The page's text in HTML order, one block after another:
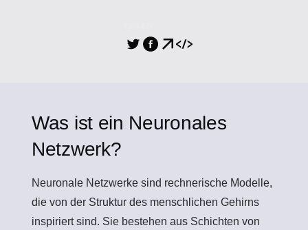
Was ist ein Neuronales
Netzwerk?
Neuronale Netzwerke sind rechnerische Modelle,
die von der Struktur des menschlichen Gehirns
inspiriert sind. Sie bestehen aus Schichten von